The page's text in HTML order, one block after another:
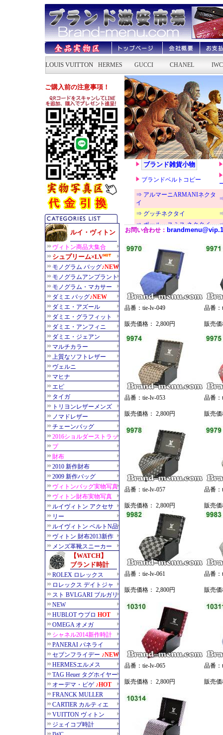
品番：tie-lv-049
販売価格： 2,800円
品番：
販売価
品番：tie-lv-053
販売価格： 2,800円
品番：
販売価
品番：tie-lv-057
販売価格： 2,800円
品番：
販売価
品番：tie-lv-061
販売価格： 2,800円
品番：
販売価
品番：tie-lv-065
販売価格： 2,800円
品番：
販売価